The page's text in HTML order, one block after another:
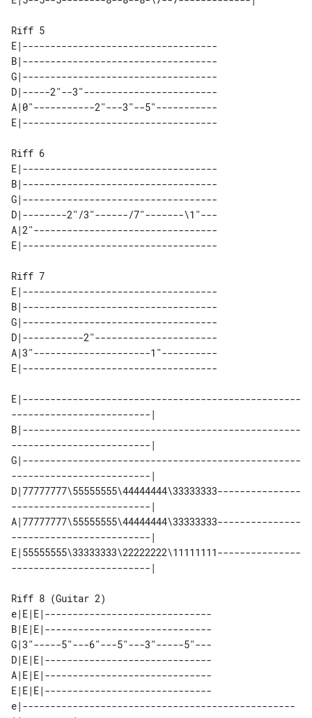
Riff 5
E|-----------------------------------
B|-----------------------------------
G|-----------------------------------
D|-----2"--3"------------------------
A|0"-----------2"---3"--5"-----------
Riff 6
E|-----------------------------------
B|-----------------------------------
G|-----------------------------------
D|--------2"/3"------/7"-------\1"---
A|2"---------------------------------
Riff 7
E|-----------------------------------
B|-----------------------------------
G|-----------------------------------
D|-----------2"----------------------
A|3"---------------------1"----------
E|--------------------------------------------------
-------------------------|
B|--------------------------------------------------
-------------------------|
G|--------------------------------------------------
-------------------------|
D|77777777\55555555\44444444\33333333---------------
-------------------------|
A|77777777\55555555\44444444\33333333---------------
-------------------------|
E|55555555\33333333\22222222\11111111---------------
Riff 8 (Guitar 2)
e|E|E|------------------------------
B|E|E|------------------------------
G|3"-----5"---6"---5"---3"-----5"---
D|E|E|------------------------------
A|E|E|------------------------------
E|E|E|------------------------------
e|-------------------------------------------------